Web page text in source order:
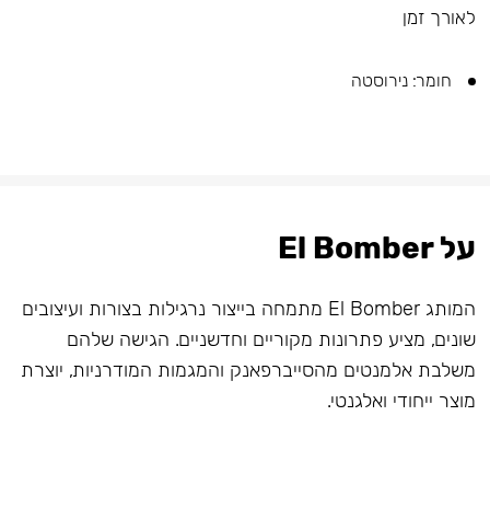
לאורך זמן
חומר: נירוסטה
על El Bomber
המותג El Bomber מתמחה בייצור נרגילות בצורות ועיצובים
שונים, מציע פתרונות מקוריים וחדשניים. הגישה שלהם
משלבת אלמנטים מהסייברפאנק והמגמות המודרניות, יוצרת
מוצר ייחודי ואלגנטי.